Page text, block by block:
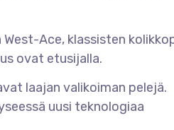
Ace, klassisten
ovat etusijalla.
laajan valikoiman pelejä.
uusi teknologiaa